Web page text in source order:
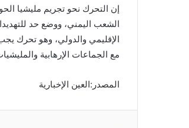
إن التحرك نحو تجريم مليشيا
الشعب اليمني، ووضع حد
الإقليمي والدولي، وهو تحرك
مع الجماعات الإرهابية
المصدر:العين الإخبارية